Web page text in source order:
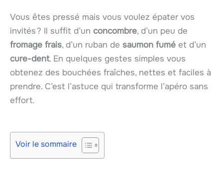
Vous êtes pressé mais vous voulez épater vos
invités ? Il suffit d’un concombre, d’un peu de
fromage frais, d’un ruban de saumon fumé et d’un
cure-dent. En quelques gestes simples vous
obtenez des bouchées fraîches, nettes et faciles à
prendre. C’est l’astuce qui transforme l’apéro sans
effort.
Voir le sommaire